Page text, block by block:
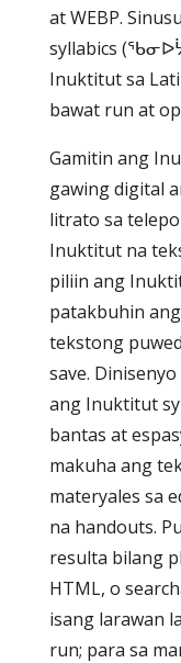
at WEBP.
syllabics
Inuktitut sa
bawat run at
Gamitin ang
gawing digital
litrato sa
Inuktitut na
piliin ang
patakbuhin
tekstong
save.
ang Inuktitut
bantas at
makuha ang
materyales sa
na handouts.
resulta bilang
HTML, o
isang larawan
run; para sa